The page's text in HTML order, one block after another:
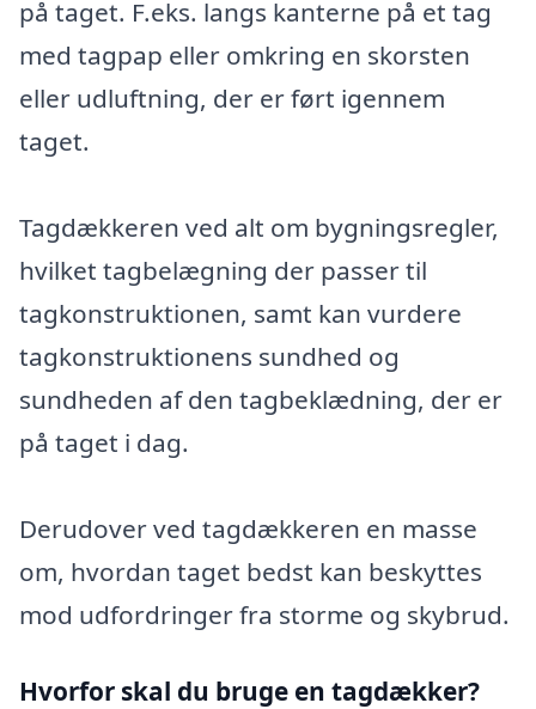
på taget. F.eks. langs kanterne på et tag
med tagpap eller omkring en skorsten
eller udluftning, der er ført igennem
taget.
Tagdækkeren ved alt om bygningsregler,
hvilket tagbelægning der passer til
tagkonstruktionen, samt kan vurdere
tagkonstruktionens sundhed og
sundheden af den tagbeklædning, der er
på taget i dag.
Derudover ved tagdækkeren en masse
om, hvordan taget bedst kan beskyttes
mod udfordringer fra storme og skybrud.
Hvorfor skal du bruge en tagdækker?